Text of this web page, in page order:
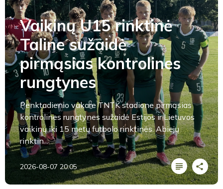
Vaikinų U15 rinktinė
Taline sužaidė
pirmąsias kontrolines
rungtynes
Penktadienio vakare TNTK stadione pirmąsias
kontrolines rungtynes sužaidė Estijos ir Lietuvos
vaikinų iki 15 metų futbolo rinktinės. Abiejų
rinktin...
2026-08-07 20:05